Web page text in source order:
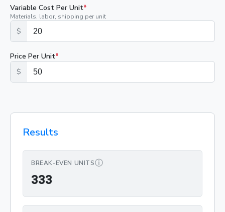
Variable Cost Per Unit*
Materials, labor, shipping per unit
$
Price Per Unit*
$
Results
BREAK-EVEN UNITSⓘ
333